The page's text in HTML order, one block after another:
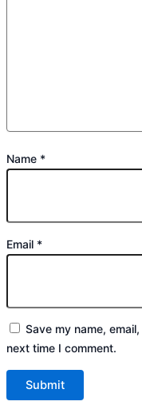
Name *
Email *
Save my name,
next time I comment.